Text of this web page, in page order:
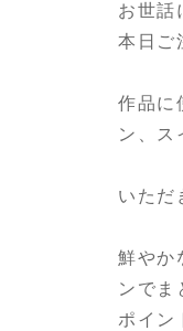
お世話
本日ご
作品に
ン、ス
いただ
鮮やか
ンでま
ポイン